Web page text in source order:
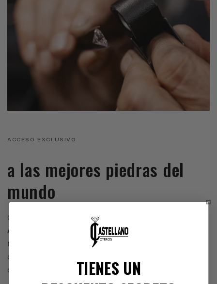
ACCESO EXCLUSIVO
a las mejores piedras del
mundo
Como miembros de la
Bolsa del Diamante de
Amberes
Instituto Gemológico Español
tenemos acceso directo a los mercados de origen, lo
que nos permite ofrecer una cuidada selección de
diamantes y piedras preciosas de la más alta calidad.
TIENES UN